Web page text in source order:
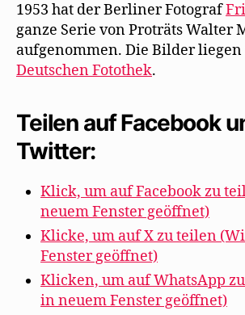
1953 hat der Berliner Fotograf
ganze Serie von Proträts Walter
aufgenommen. Die Bilder
Deutschen Fotothek.
Teilen auf Facebook
Twitter:
Klick, um auf Facebook zu
neuem Fenster geöffnet)
Klicke, um auf X zu teilen
Fenster geöffnet)
Klicken, um auf WhatsApp
in neuem Fenster geöffnet)